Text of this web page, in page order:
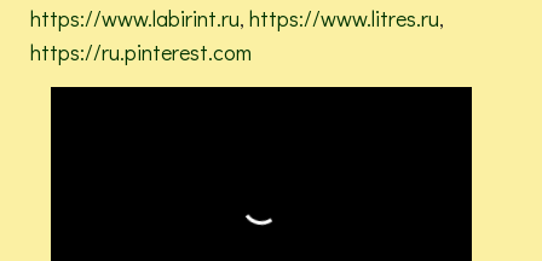
https://www.labirint.ru, https://www.litres.ru,
https://ru.pinterest.com